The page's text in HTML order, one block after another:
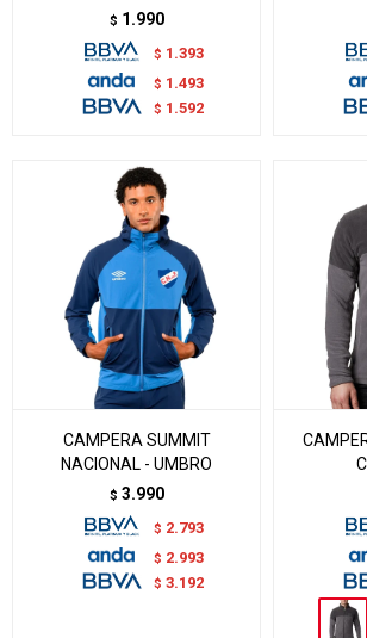
$ 1.990
$ 1.393
$ 1.493
$ 1.592
CAMPERA SUMMIT
NACIONAL - UMBRO
$ 3.990
$ 2.793
$ 2.993
$ 3.192